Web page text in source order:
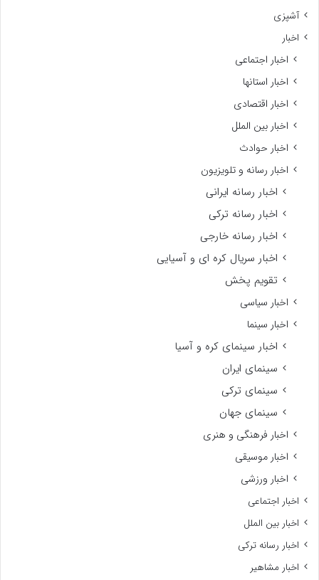
آشپزی
اخبار
اخبار اجتماعی
اخبار استانها
اخبار اقتصادی
اخبار بین الملل
اخبار حوادث
اخبار رسانه و تلویزیون
اخبار رسانه ایرانی
اخبار رسانه ترکی
اخبار رسانه خارجی
اخبار سریال کره ای و آسیایی
تقویم پخش
اخبار سیاسی
اخبار سینما
اخبار سینمای کره و آسیا
سینمای ایران
سینمای ترکی
سینمای جهان
اخبار فرهنگی و هنری
اخبار موسیقی
اخبار ورزشی
اخبار اجتماعی
اخبار بین الملل
اخبار رسانه ترکی
اخبار مشاهیر